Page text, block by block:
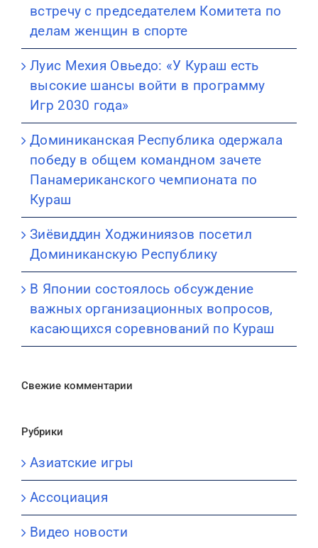
встречу с председателем Комитета по
делам женщин в спорте
Луис Мехия Овьедо: «У Кураш есть
высокие шансы войти в программу
Игр 2030 года»
Доминиканская Республика одержала
победу в общем командном зачете
Панамериканского чемпионата по
Кураш
Зиёвиддин Ходжиниязов посетил
Доминиканскую Республику
В Японии состоялось обсуждение
важных организационных вопросов,
касающихся соревнований по Кураш
Свежие комментарии
Рубрики
Азиатские игры
Ассоциация
Видео новости